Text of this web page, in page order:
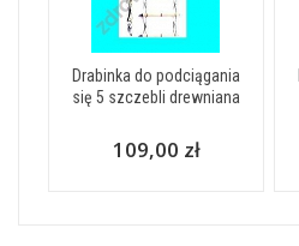
Drabinka do podciągania
się 5 szczebli drewniana
109,00 zł